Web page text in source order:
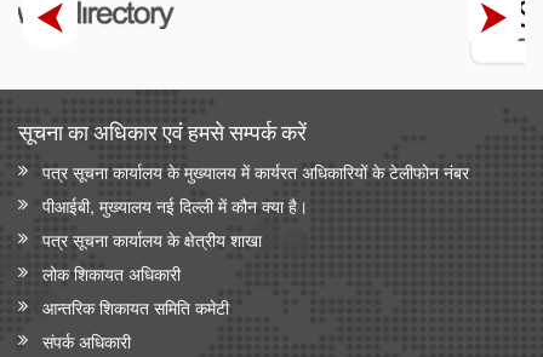
सूचना का अधिकार एवं हमसे सम्‍पर्क करें
पत्र सूचना कार्यालय के मुख्यालय में कार्यरत अधिकारियों के टेलीफोन नंबर
पीआईबी, मुख्यालय नई दिल्ली में कौन क्या है।
पत्र सूचना कार्यालय के क्षेत्रीय शाखा
लोक शिकायत अधिकारी
आन्‍तरिक शिकायत समिति कमेटी
संपर्क अधिकारी